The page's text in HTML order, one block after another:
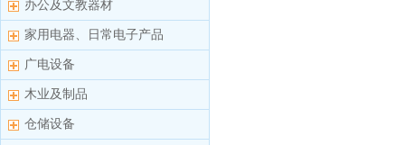
办公及文教器材
家用电器、日常电子产品
广电设备
木业及制品
仓储设备